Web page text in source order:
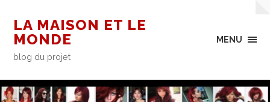
LA MAISON ET LE
MONDE
blog du projet
MENU